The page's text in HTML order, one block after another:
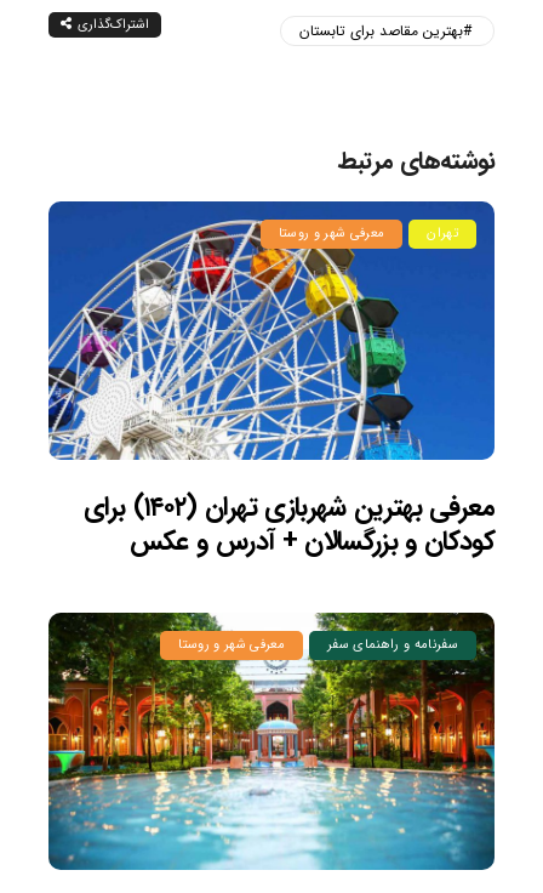
بهترین مقاصد برای تابستان اشتراک‌گذاری
نوشته‌های مرتبط
تهران معرفی شهر و روستا
معرفی بهترین شهربازی تهران (۱۴۰۲) برای
کودکان و بزرگسالان + آدرس و عکس
سفرنامه و راهنمای سفر معرفی شهر و روستا